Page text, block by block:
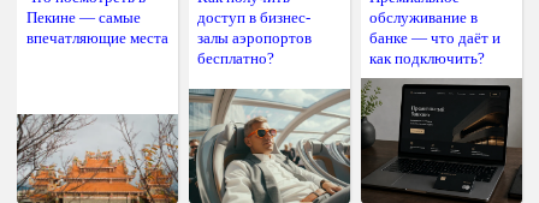
Пекине — самые
впечатляющие места
доступ в бизнес-
залы аэропортов
бесплатно?
обслуживание в
банке — что даёт и
как подключить?